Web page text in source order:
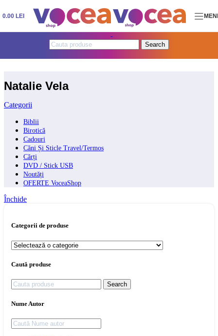
Skip to navigationSkip to main content
0.00 LEI
Search
Natalie Vela
Categorii
Biblii
Birotică
Cadouri
Căni Și Sticle Travel/Termos
Cărți
DVD / Stick USB
Noutăți
OFERTE VoceaShop
Închide
Categorii de produse
Caută produse
Search
Nume Autor